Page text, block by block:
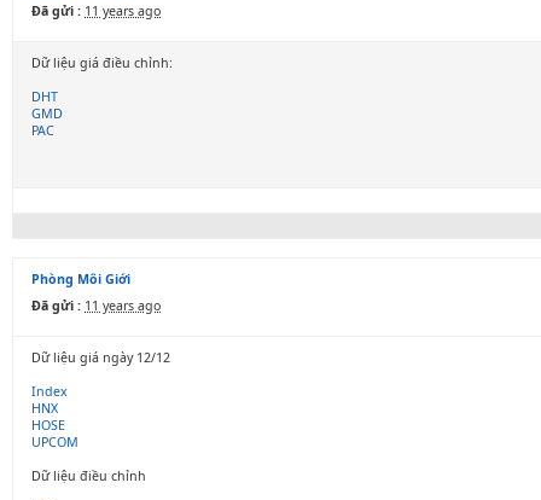
Đã gửi : 11 years ago
Dữ liệu giá điều chỉnh:
DHT
GMD
PAC
Phòng Môi Giới
Đã gửi : 11 years ago
Dữ liệu giá ngày 12/12
Index
HNX
HOSE
UPCOM
Dữ liệu điều chỉnh